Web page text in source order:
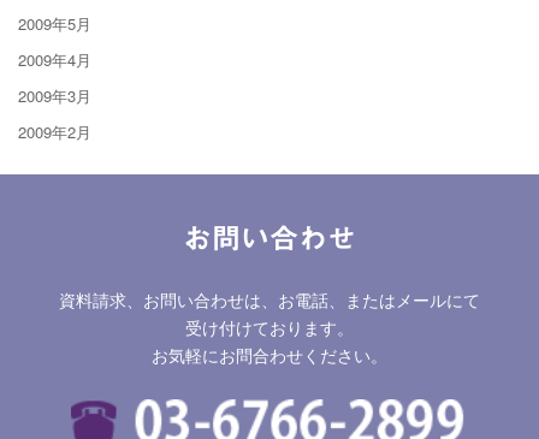
2009年5月
2009年4月
2009年3月
2009年2月
お問い合わせ
資料請求、お問い合わせは、お電話、またはメールにて
受け付けております。
お気軽にお問合わせください。